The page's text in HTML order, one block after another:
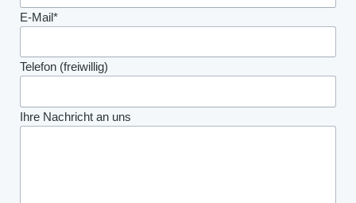
Pflichtfeld
E-Mail*
Telefon (freiwillig)
Ihre Nachricht an uns